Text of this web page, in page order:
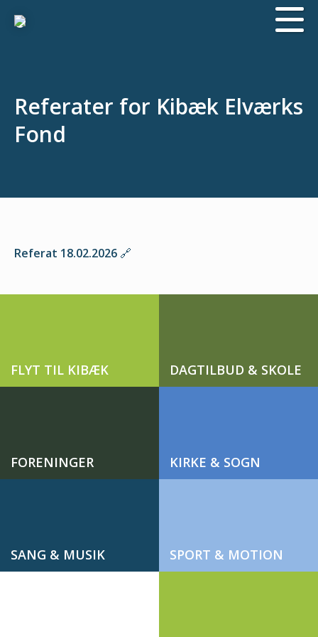
Referater for Kibæk Elværks
Fond
Referat 18.02.2026
FLYT TIL KIBÆK DAGTILBUD & SKOLE
FORENINGER KIRKE & SOGN
SANG & MUSIK SPORT & MOTION